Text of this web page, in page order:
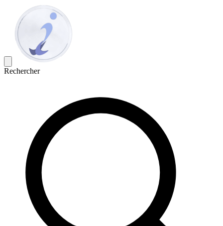
Rechercher